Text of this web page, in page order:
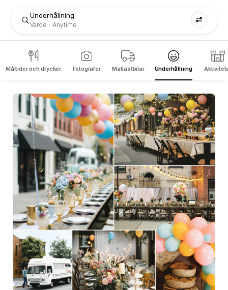
Underhållning
Varde Anytime
Måltider och drycker Fotografer Matlastbilar Underhållning